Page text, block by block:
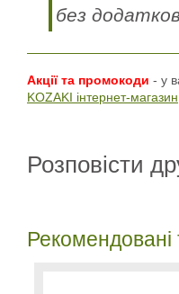
без
Акції та промокоди - у
KOZAKI інтернет-магазин
Розповісти
Рекомендовані